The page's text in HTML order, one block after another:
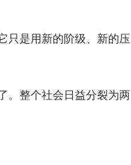
只是用新的阶级、新的压
。整个社会日益分裂为两